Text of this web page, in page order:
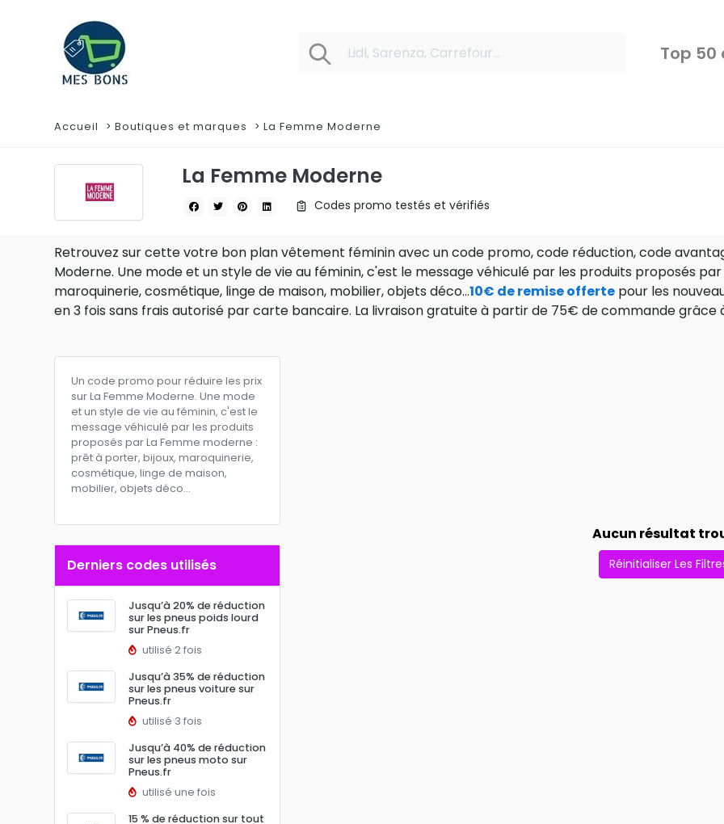
Top 50
Accueil Boutiques et marques La Femme Moderne
La Femme Moderne
Codes promo testés et vérifiés
Retrouvez sur cette votre bon plan vêtement féminin avec un code promo, code réduction, code
Moderne. Une mode et un style de vie au féminin, c'est le message véhiculé par les produits proposés
maroquinerie, cosmétique, linge de maison, mobilier, objets déco...10€ de remise offerte pour les
en 3 fois sans frais autorisé par carte bancaire. La livraison gratuite à partir de 75€ de commande grâce
Un code promo pour réduire les prix
sur La Femme Moderne. Une mode
et un style de vie au féminin, c'est le
message véhiculé par les produits
proposés par La Femme moderne :
prêt à porter, bijoux, maroquinerie,
cosmétique, linge de maison,
mobilier, objets déco...
Derniers codes utilisés
Jusqu’à 20% de réduction
sur les pneus poids lourd
sur Pneus.fr
utilisé 2 fois
Jusqu’à 35% de réduction
sur les pneus voiture sur
Pneus.fr
utilisé 3 fois
Jusqu’à 40% de réduction
sur les pneus moto sur
Pneus.fr
utilisé une fois
15 % de réduction sur tout
Aucun résultat
Réinitialiser Les